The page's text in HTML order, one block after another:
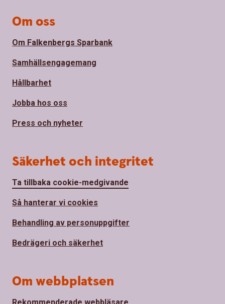
Om oss
Om Falkenbergs Sparbank
Samhällsengagemang
Hållbarhet
Jobba hos oss
Press och nyheter
Säkerhet och integritet
Ta tillbaka cookie-medgivande
Så hanterar vi cookies
Behandling av personuppgifter
Bedrägeri och säkerhet
Om webbplatsen